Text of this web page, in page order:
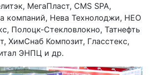
МегаПласт, CMS SPA,
компаний, Нева Технолоджи, НЕО
Полоцк-Стекловлокно, Татнефть
ХимСнаб Композит, Гласстекс,
ЭНПЦ и др.